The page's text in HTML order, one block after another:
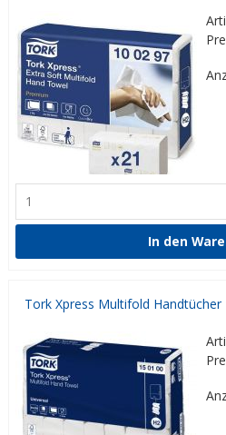
Tork Xpress Multifold Handtücher